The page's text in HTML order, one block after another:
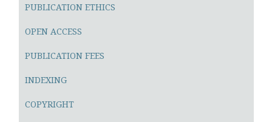
PUBLICATION ETHICS
OPEN ACCESS
PUBLICATION FEES
INDEXING
COPYRIGHT